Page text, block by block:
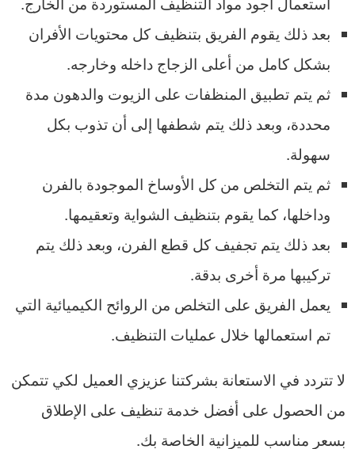
بعد ذلك يقوم الفريق بتنظيف كل محتويات الأفران
بشكل كامل من أعلى الزجاج داخله وخارجه.
ثم يتم تطبيق المنظفات على الزيوت والدهون مدة
محددة، وبعد ذلك يتم شطفها إلى أن تذوب بكل
سهولة.
ثم يتم التخلص من كل الأوساخ الموجودة بالفرن
وداخلها، كما يقوم بتنظيف الشواية وتعقيمها.
بعد ذلك يتم تجفيف كل قطع الفرن، وبعد ذلك يتم
تركيبها مرة أخرى بدقة.
يعمل الفريق على التخلص من الروائح الكيميائية التي
تم استعمالها خلال عمليات التنظيف.
لا تتردد في الاستعانة بشركتنا عزيزي العميل لكي تتمكن
من الحصول على أفضل خدمة تنظيف على الإطلاق
بسعر مناسب للميزانية الخاصة بك.